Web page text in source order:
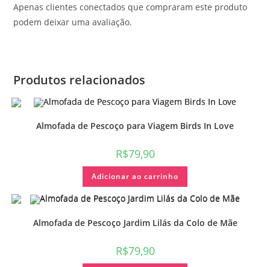
Apenas clientes conectados que compraram este produto
podem deixar uma avaliação.
Produtos relacionados
Almofada de Pescoço para Viagem Birds In Love
R$79,90
Adicionar ao carrinho
Almofada de Pescoço Jardim Lilás da Colo de Mãe
R$79,90